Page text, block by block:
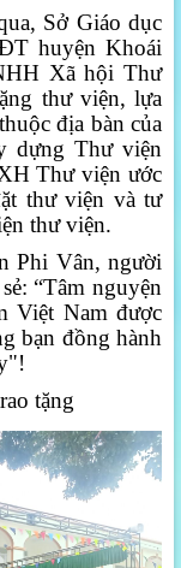
Sở Giáo dục
huyện Khoái
Xã hội Thư
thư viện, lựa
địa bàn của
dựng Thư viện
Thư viện ước
thư viện và tư
thư viện.
Phi Vân, người
“Tâm nguyện
Việt Nam được
bạn đồng hành
tặng